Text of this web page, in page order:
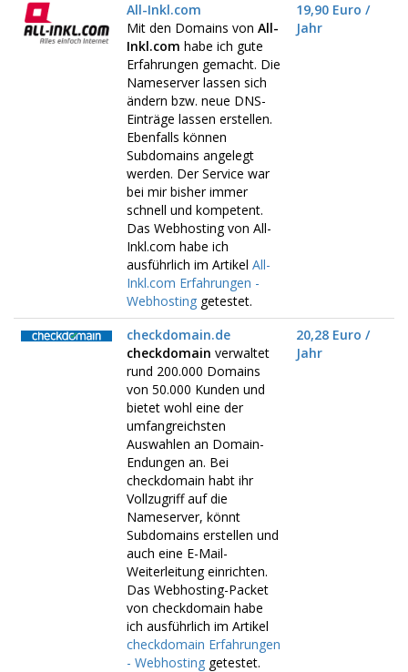
All-Inkl.com
Mit den Domains von All-
Inkl.com habe ich gute
Erfahrungen gemacht. Die
Nameserver lassen sich
ändern bzw. neue DNS-
Einträge lassen erstellen.
Ebenfalls können
Subdomains angelegt
werden. Der Service war
bei mir bisher immer
schnell und kompetent.
Das Webhosting von All-
Inkl.com habe ich
ausführlich im Artikel All-
Inkl.com Erfahrungen -
Webhosting getestet.
19,90 Euro /
Jahr
checkdomain.de
checkdomain verwaltet
rund 200.000 Domains
von 50.000 Kunden und
bietet wohl eine der
umfangreichsten
Auswahlen an Domain-
Endungen an. Bei
checkdomain habt ihr
Vollzugriff auf die
Nameserver, könnt
Subdomains erstellen und
auch eine E-Mail-
Weiterleitung einrichten.
Das Webhosting-Packet
von checkdomain habe
ich ausführlich im Artikel
checkdomain Erfahrungen
- Webhosting getestet.
20,28 Euro /
Jahr